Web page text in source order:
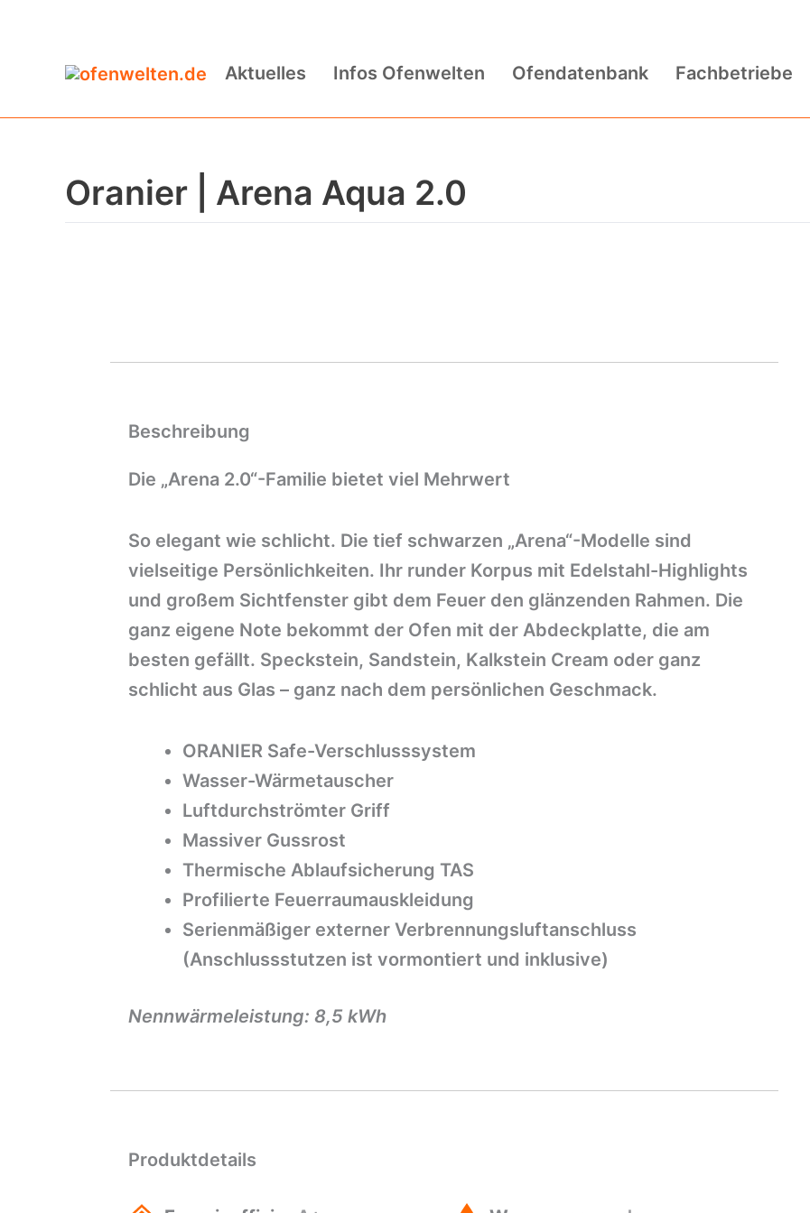
springen
Aktuelles Infos Ofenwelten Ofendatenbank Fachbetriebe
Oranier | Arena Aqua 2.0
Beschreibung
Die „Arena 2.0“-Familie bietet viel Mehrwert
So elegant wie schlicht. Die tief schwarzen „Arena“-Modelle sind
vielseitige Persönlichkeiten. Ihr runder Korpus mit Edelstahl-Highlights
und großem Sichtfenster gibt dem Feuer den glänzenden Rahmen. Die
ganz eigene Note bekommt der Ofen mit der Abdeckplatte, die am
besten gefällt. Speckstein, Sandstein, Kalkstein Cream oder ganz
schlicht aus Glas – ganz nach dem persönlichen Geschmack.
ORANIER Safe-Verschlusssystem
Wasser-Wärmetauscher
Luftdurchströmter Griff
Massiver Gussrost
Thermische Ablaufsicherung TAS
Profilierte Feuerraumauskleidung
Serienmäßiger externer Verbrennungsluftanschluss
(Anschlussstutzen ist vormontiert und inklusive)
Nennwärmeleistung: 8,5 kWh
Produktdetails